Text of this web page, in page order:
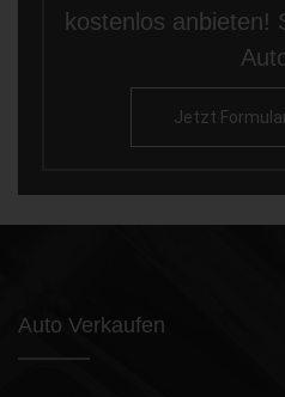
kostenlos anbieten!
Jetzt
Auto Verkaufen